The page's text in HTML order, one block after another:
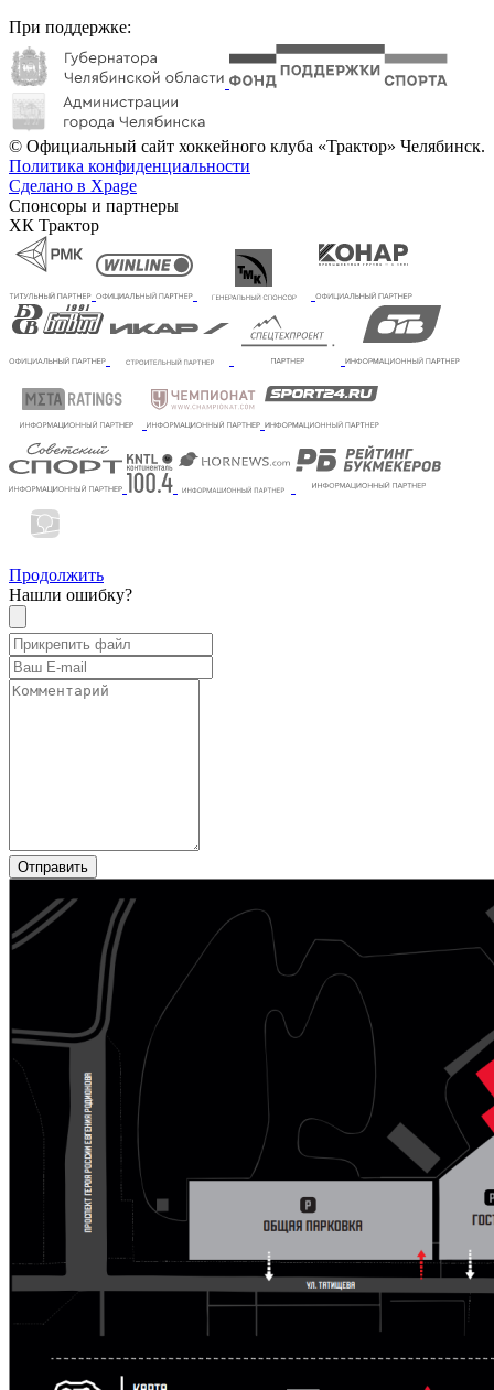
При поддержке:
© Официальный сайт хоккейного клуба «Трактор» Челябинск.
Политика конфиденциальности
Сделано в Xpage
Спонсоры и партнеры
ХК Трактор
Продолжить
Нашли ошибку?